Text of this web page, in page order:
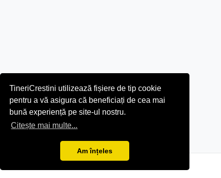
TineriCrestini utilizează fișiere de tip cookie
pentru a vă asigura că beneficiați de cea mai
bună experiență pe site-ul nostru.
Citește mai multe...
Am înțeles